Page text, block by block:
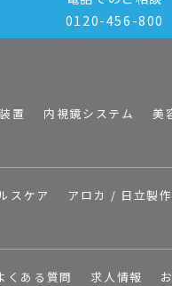
0120-456-800
置 内視鏡システム 美
スケア アロカ / 日立製
くある質問 求人情報